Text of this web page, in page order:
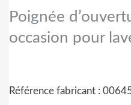
Poignée
occasion pour
Référence fabricant :